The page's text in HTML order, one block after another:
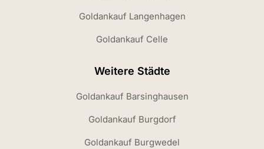
Goldankauf Langenhagen
Goldankauf Celle
Weitere Städte
Goldankauf Barsinghausen
Goldankauf Burgdorf
Goldankauf Burgwedel